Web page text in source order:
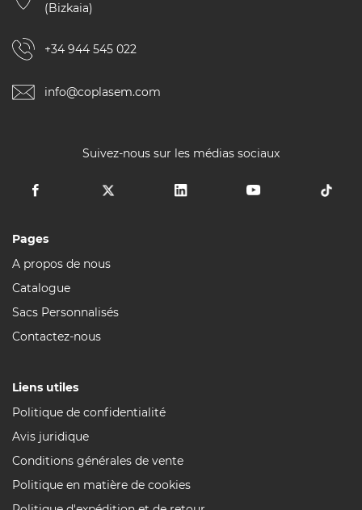
(Bizkaia)
+34 944 545 022
info@coplasem.com
Suivez-nous sur les médias sociaux
Pages
A propos de nous
Catalogue
Sacs Personnalisés
Contactez-nous
Liens utiles
Politique de confidentialité
Avis juridique
Conditions générales de vente
Politique en matière de cookies